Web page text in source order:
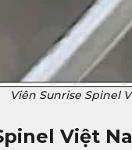
Viên Sunrise Spinel
Việt